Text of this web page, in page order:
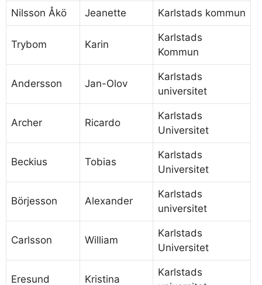
Nilsson Åkö Jeanette Karlstads kommun
Trybom Karin
Karlstads
Kommun
Andersson Jan-Olov
Karlstads
universitet
Archer Ricardo
Karlstads
Universitet
Beckius Tobias
Karlstads
Universitet
Börjesson Alexander
Karlstads
universitet
Carlsson William
Karlstads
Universitet
Eresund Kristina
Karlstads